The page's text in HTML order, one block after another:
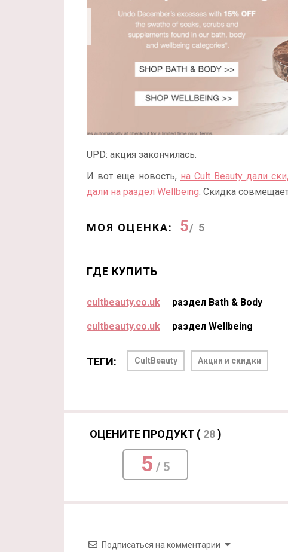
UPD: акция закончилась.
И вот еще новость, на Cult Beauty дали
дали на раздел Wellbeing. Скидка
МОЯ ОЦЕНКА: 5/ 5
ГДЕ КУПИТЬ
cultbeauty.co.uk раздел Bath & Body
cultbeauty.co.uk раздел Wellbeing
ТЕГИ: CultBeauty Акции и скидки
ОЦЕНИТЕ ПРОДУКТ ( 28)
5 / 5
Подписаться на комментарии